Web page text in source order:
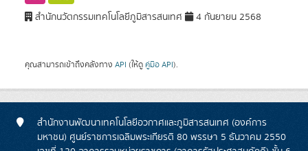
สำนักนวัตกรรมเทคโนโลยีภูมิสารสนเทศ 4 กันยายน 2568
คุณสามารถเข้าถึงคลังทาง API (ให้ดู คู่มือ API).
สำนักงานพัฒนาเทคโนโลยีอวกาศและภูมิสารสนเทศ (องค์การ
มหาชน) ศูนย์ราชการเฉลิมพระเกียรติ 80 พรรษา 5 ธันวาคม 2550